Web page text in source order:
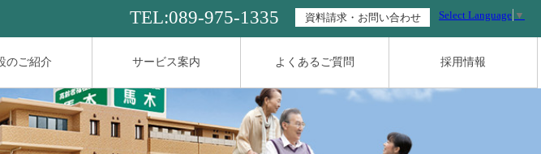
のご紹介 サービス案内 よくあるご質問 採用情報
TEL:089-975-1335 資料請求・お問い合わせ Select Language ▼